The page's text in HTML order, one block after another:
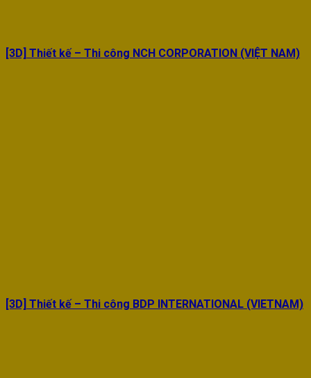
[3D] Thiết kế – Thi công NCH CORPORATION (VIỆT NAM)
[3D] Thiết kế – Thi công BDP INTERNATIONAL (VIETNAM)